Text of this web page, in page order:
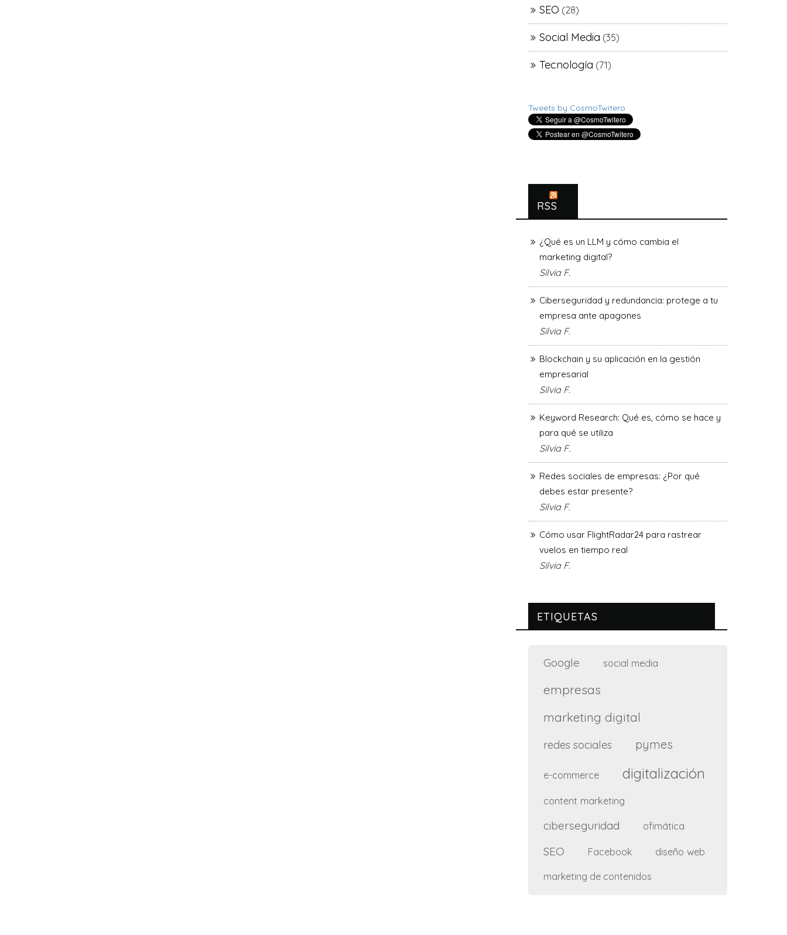
SEO (28)
Social Media (35)
Tecnología (71)
Tweets by CosmoTwitero
RSS
¿Qué es un LLM y cómo cambia el
marketing digital?
Silvia F.
Ciberseguridad y redundancia: protege a tu
empresa ante apagones
Silvia F.
Blockchain y su aplicación en la gestión
empresarial
Silvia F.
Keyword Research: Qué es, cómo se hace y
para qué se utiliza
Silvia F.
Redes sociales de empresas: ¿Por qué
debes estar presente?
Silvia F.
Cómo usar FlightRadar24 para rastrear
vuelos en tiempo real
Silvia F.
ETIQUETAS
Google social media
empresas
marketing digital
redes sociales pymes
e-commerce digitalización
content marketing
ciberseguridad ofimática
SEO Facebook diseño web
marketing de contenidos